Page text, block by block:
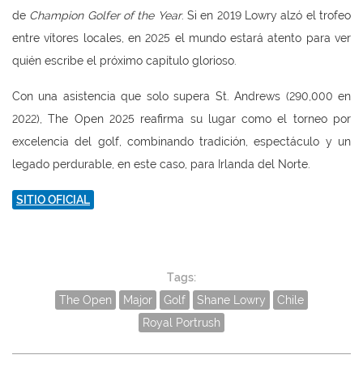
de Champion Golfer of the Year. Si en 2019 Lowry alzó el trofeo
entre vítores locales, en 2025 el mundo estará atento para ver
quién escribe el próximo capítulo glorioso.
Con una asistencia que solo supera St. Andrews (290,000 en
2022), The Open 2025 reafirma su lugar como el torneo por
excelencia del golf, combinando tradición, espectáculo y un
legado perdurable, en este caso, para Irlanda del Norte.
SITIO OFICIAL
Tags:
The Open
Major Golf Shane Lowry
Chile
Royal Portrush